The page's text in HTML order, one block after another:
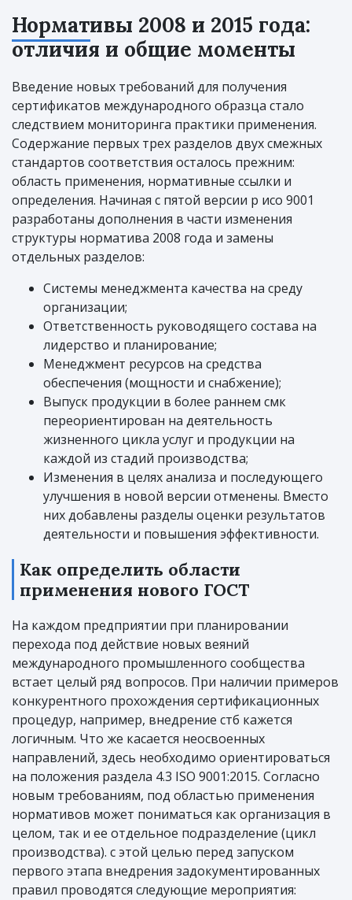
Нормативы 2008 и 2015 года:
отличия и общие моменты
Введение новых требований для получения
сертификатов международного образца стало
следствием мониторинга практики применения.
Содержание первых трех разделов двух смежных
стандартов соответствия осталось прежним:
область применения, нормативные ссылки и
определения. Начиная с пятой версии р исо 9001
разработаны дополнения в части изменения
структуры норматива 2008 года и замены
отдельных разделов:
Системы менеджмента качества на среду
организации;
Ответственность руководящего состава на
лидерство и планирование;
Менеджмент ресурсов на средства
обеспечения (мощности и снабжение);
Выпуск продукции в более раннем смк
переориентирован на деятельность
жизненного цикла услуг и продукции на
каждой из стадий производства;
Изменения в целях анализа и последующего
улучшения в новой версии отменены. Вместо
них добавлены разделы оценки результатов
деятельности и повышения эффективности.
Как определить области
применения нового ГОСТ
На каждом предприятии при планировании
перехода под действие новых веяний
международного промышленного сообщества
встает целый ряд вопросов. При наличии примеров
конкурентного прохождения сертификационных
процедур, например, внедрение стб кажется
логичным. Что же касается неосвоенных
направлений, здесь необходимо ориентироваться
на положения раздела 4.3 ISO 9001:2015. Согласно
новым требованиям, под областью применения
нормативов может пониматься как организация в
целом, так и ее отдельное подразделение (цикл
производства). с этой целью перед запуском
первого этапа внедрения задокументированных
правил проводятся следующие мероприятия: